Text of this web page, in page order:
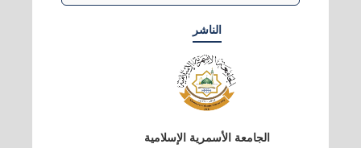
الناشر
الجامعة الأسمرية الإسلامية